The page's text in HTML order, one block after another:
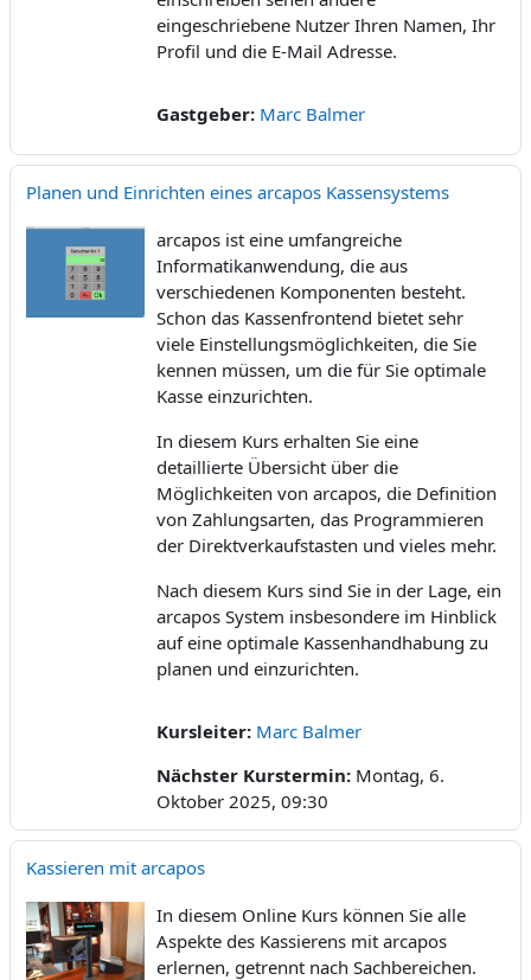
eingeschriebene Nutzer Ihren Namen, Ihr
Profil und die E-Mail Adresse.
Gastgeber: Marc Balmer
Planen und Einrichten eines arcapos Kassensystems
arcapos ist eine umfangreiche
Informatikanwendung, die aus
verschiedenen Komponenten besteht.
Schon das Kassenfrontend bietet sehr
viele Einstellungsmöglichkeiten, die Sie
kennen müssen, um die für Sie optimale
Kasse einzurichten.
In diesem Kurs erhalten Sie eine
detaillierte Übersicht über die
Möglichkeiten von arcapos, die Definition
von Zahlungsarten, das Programmieren
der Direktverkaufstasten und vieles mehr.
Nach diesem Kurs sind Sie in der Lage, ein
arcapos System insbesondere im Hinblick
auf eine optimale Kassenhandhabung zu
planen und einzurichten.
Kursleiter: Marc Balmer
Nächster Kurstermin: Montag, 6.
Oktober 2025, 09:30
Kassieren mit arcapos
In diesem Online Kurs können Sie alle
Aspekte des Kassierens mit arcapos
erlernen, getrennt nach Sachbereichen.